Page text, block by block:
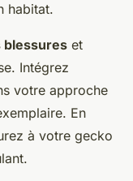
habitat.
blessures et
Intégrez
votre approche
En
à votre gecko